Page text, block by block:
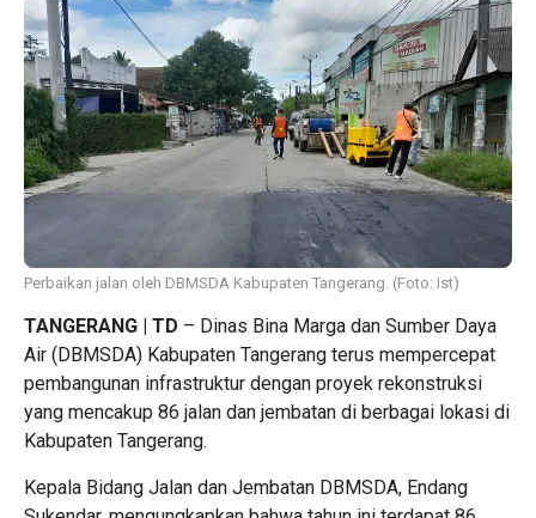
Perbaikan jalan oleh DBMSDA Kabupaten Tangerang. (Foto: Ist)
TANGERANG | TD – Dinas Bina Marga dan Sumber Daya
Air (DBMSDA) Kabupaten Tangerang terus mempercepat
pembangunan infrastruktur dengan proyek rekonstruksi
yang mencakup 86 jalan dan jembatan di berbagai lokasi di
Kabupaten Tangerang.
Kepala Bidang Jalan dan Jembatan DBMSDA, Endang